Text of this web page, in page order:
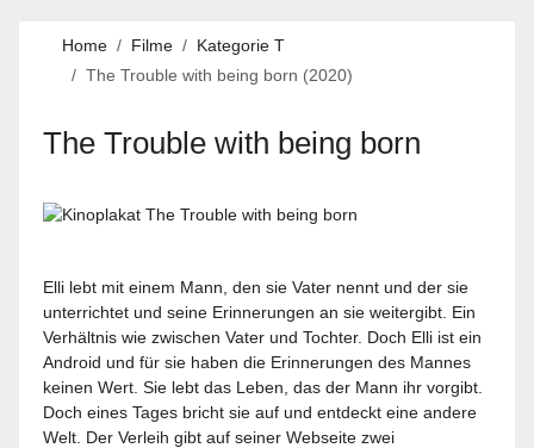
Home Filme
Kategorie T
The Trouble with being born (2020)
The Trouble with being born
Elli lebt mit einem Mann, den sie Vater nennt und der sie
unterrichtet und seine Erinnerungen an sie weitergibt. Ein
Verhältnis wie zwischen Vater und Tochter. Doch Elli ist ein
Android und für sie haben die Erinnerungen des Mannes
keinen Wert. Sie lebt das Leben, das der Mann ihr vorgibt.
Doch eines Tages bricht sie auf und entdeckt eine andere
Welt. Der Verleih gibt auf seiner Webseite zwei